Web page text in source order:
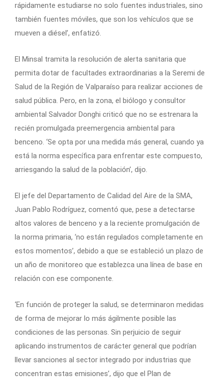
rápidamente estudiarse no solo fuentes industriales, sino
también fuentes móviles, que son los vehículos que se
mueven a diésel’, enfatizó.
El Minsal tramita la resolución de alerta sanitaria que
permita dotar de facultades extraordinarias a la Seremi de
Salud de la Región de Valparaíso para realizar acciones de
salud pública. Pero, en la zona, el biólogo y consultor
ambiental Salvador Donghi criticó que no se estrenara la
recién promulgada preemergencia ambiental para
benceno. ‘Se opta por una medida más general, cuando ya
está la norma específica para enfrentar este compuesto,
arriesgando la salud de la población’, dijo.
El jefe del Departamento de Calidad del Aire de la SMA,
Juan Pablo Rodríguez, comentó que, pese a detectarse
altos valores de benceno y a la reciente promulgación de
la norma primaria, ‘no están regulados completamente en
estos momentos’, debido a que se estableció un plazo de
un año de monitoreo que establezca una línea de base en
relación con ese componente.
‘En función de proteger la salud, se determinaron medidas
de forma de mejorar lo más ágilmente posible las
condiciones de las personas. Sin perjuicio de seguir
aplicando instrumentos de carácter general que podrían
llevar sanciones al sector integrado por industrias que
concentran estas emisiones’, dijo que el Plan de